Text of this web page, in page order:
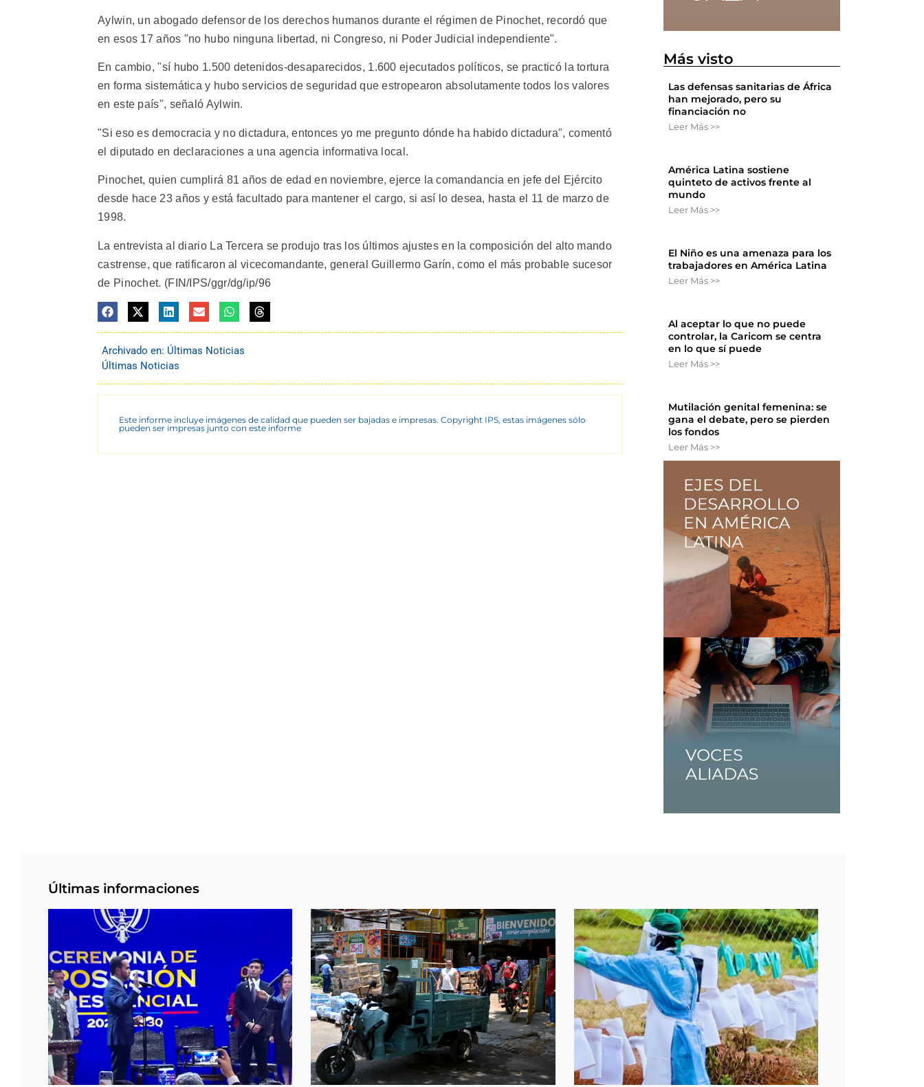
Aylwin, un abogado defensor de los derechos humanos durante el régimen de Pinochet, recordó que
en esos 17 años "no hubo ninguna libertad, ni Congreso, ni Poder Judicial independiente".
En cambio, "sí hubo 1.500 detenidos-desaparecidos, 1.600 ejecutados políticos, se practicó la tortura
en forma sistemática y hubo servicios de seguridad que estropearon absolutamente todos los valores
en este país", señaló Aylwin.
"Si eso es democracia y no dictadura, entonces yo me pregunto dónde ha habido dictadura", comentó
el diputado en declaraciones a una agencia informativa local.
Pinochet, quien cumplirá 81 años de edad en noviembre, ejerce la comandancia en jefe del Ejército
desde hace 23 años y está facultado para mantener el cargo, si así lo desea, hasta el 11 de marzo de
1998.
La entrevista al diario La Tercera se produjo tras los últimos ajustes en la composición del alto mando
castrense, que ratificaron al vicecomandante, general Guillermo Garín, como el más probable sucesor
de Pinochet. (FIN/IPS/ggr/dg/ip/96
Archivado en: Últimas Noticias
Últimas Noticias
Este informe incluye imágenes de calidad que pueden ser bajadas e impresas. Copyright IPS, estas imágenes sólo
pueden ser impresas junto con este informe
Más visto
Las defensas sanitarias de África
han mejorado, pero su
financiación no
Leer Más >>
América Latina sostiene
quinteto de activos frente al
mundo
Leer Más >>
El Niño es una amenaza para los
trabajadores en América Latina
Leer Más >>
Al aceptar lo que no puede
controlar, la Caricom se centra
en lo que sí puede
Leer Más >>
Mutilación genital femenina: se
gana el debate, pero se pierden
los fondos
Leer Más >>
Últimas informaciones